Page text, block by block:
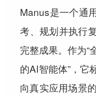
Manus是一个通
考、规划并执行
完整成果。作为“
的AI智能体”，它
向真实应用场景